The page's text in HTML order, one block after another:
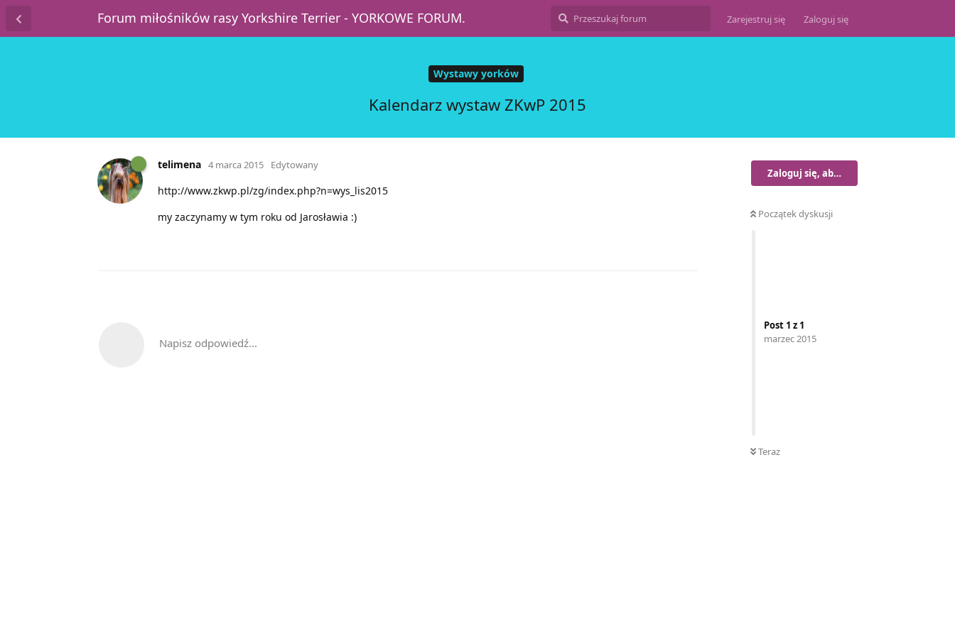
Forum miłośników rasy Yorkshire Terrier - YORKOWE FORUM. Zarejestruj się Zaloguj się
Wystawy yorków
Kalendarz wystaw ZKwP 2015
Zaloguj się, aby odpisać
Początek dyskusji
Post 1 z 1
marzec 2015
Teraz
telimena 4 marca 2015 Edytowany
http://www.zkwp.pl/zg/index.php?n=wys_lis2015
my zaczynamy w tym roku od Jarosławia :)
Napisz odpowiedź...